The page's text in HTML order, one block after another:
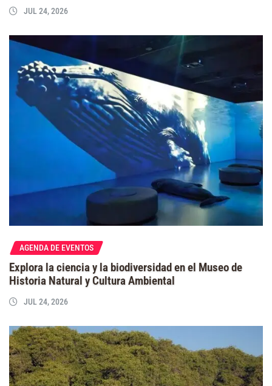
JUL 24, 2026
AGENDA DE EVENTOS
Explora la ciencia y la biodiversidad en el Museo de
Historia Natural y Cultura Ambiental
JUL 24, 2026